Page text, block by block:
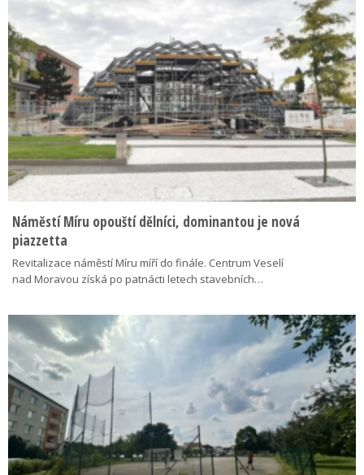
Náměstí Míru opouští dělníci, dominantou je nová
piazzetta
Revitalizace náměstí Míru míří do finále. Centrum Veselí
nad Moravou získá po patnácti letech stavebních…